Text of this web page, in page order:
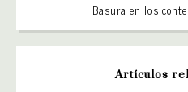
Basura en los
Artículos